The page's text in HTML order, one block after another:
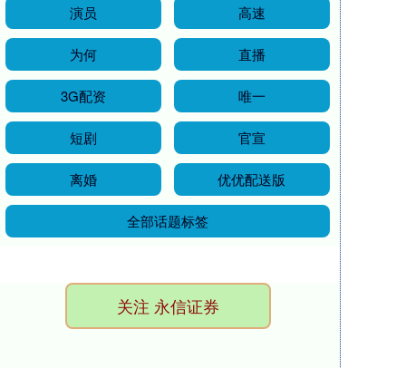
演员 高速
为何 直播
3G配资 唯一
短剧 官宣
离婚 优优配送版
全部话题标签
关注 永信证券